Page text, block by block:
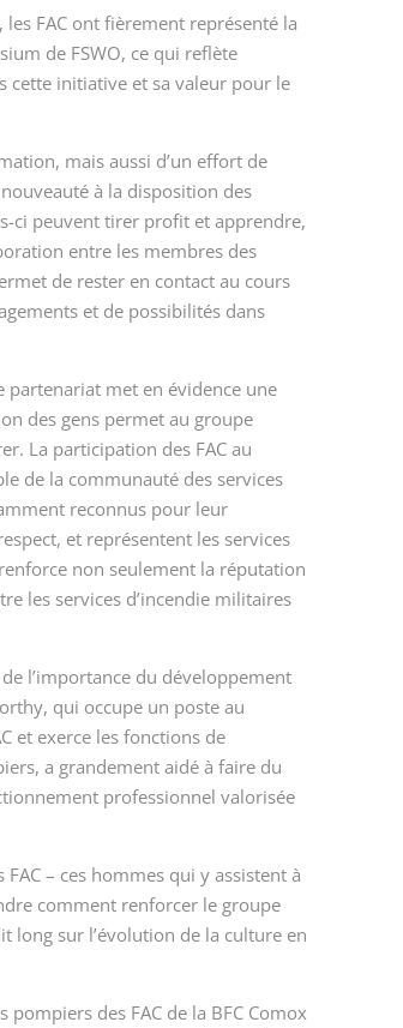
FAC ont fièrement représenté la
de FSWO, ce qui reflète
cette initiative et sa valeur pour le
mais aussi d’un effort de
à la disposition des
ci peuvent tirer profit et apprendre,
entre les membres des
de rester en contact au cours
et de possibilités dans
partenariat met en évidence une
des gens permet au groupe
La participation des FAC au
de la communauté des services
reconnus pour leur
et représentent les services
non seulement la réputation
les services d’incendie militaires
l’importance du développement
qui occupe un poste au
et exerce les fonctions de
a grandement aidé à faire du
professionnel valorisée
– ces hommes qui y assistent à
comment renforcer le groupe
long sur l’évolution de la culture en
des FAC de la BFC Comox